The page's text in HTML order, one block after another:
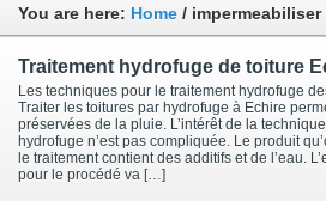
You are here: Home /
Traitement hydrofuge de toiture
Les techniques pour le traitement hydrofuge
Traiter les toitures par hydrofuge à Echire
préservées de la pluie. L’intérêt de la
hydrofuge n’est pas compliquée. Le produit
le traitement contient des additifs et de l’eau.
pour le procédé va […]